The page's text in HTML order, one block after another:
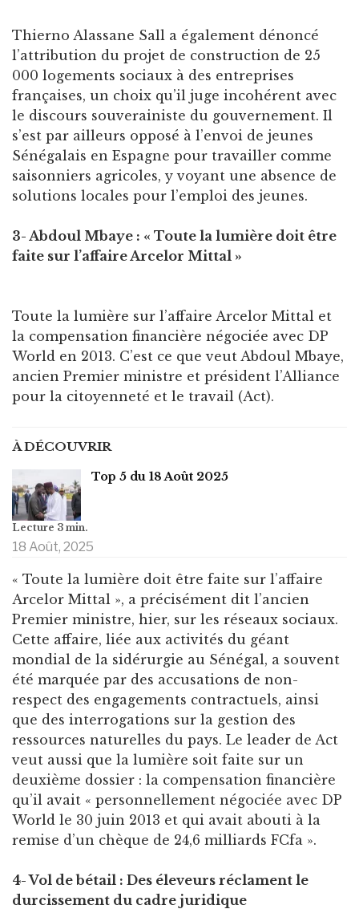
Thierno Alassane Sall a également dénoncé
l’attribution du projet de construction de 25
000 logements sociaux à des entreprises
françaises, un choix qu’il juge incohérent avec
le discours souverainiste du gouvernement. Il
s’est par ailleurs opposé à l’envoi de jeunes
Sénégalais en Espagne pour travailler comme
saisonniers agricoles, y voyant une absence de
solutions locales pour l’emploi des jeunes.
3- Abdoul Mbaye : « Toute la lumière doit être
faite sur l’affaire Arcelor Mittal »
Toute la lumière sur l’affaire Arcelor Mittal et
la compensation financière négociée avec DP
World en 2013. C’est ce que veut Abdoul Mbaye,
ancien Premier ministre et président l’Alliance
pour la citoyenneté et le travail (Act).
À DÉCOUVRIR
Top 5 du 18 Août 2025
18 Août, 2025
« Toute la lumière doit être faite sur l’affaire
Arcelor Mittal », a précisément dit l’ancien
Premier ministre, hier, sur les réseaux sociaux.
Cette affaire, liée aux activités du géant
mondial de la sidérurgie au Sénégal, a souvent
été marquée par des accusations de non-
respect des engagements contractuels, ainsi
que des interrogations sur la gestion des
ressources naturelles du pays. Le leader de Act
veut aussi que la lumière soit faite sur un
deuxième dossier : la compensation financière
qu’il avait « personnellement négociée avec DP
World le 30 juin 2013 et qui avait abouti à la
remise d’un chèque de 24,6 milliards FCfa ».
4- Vol de bétail : Des éleveurs réclament le
durcissement du cadre juridique